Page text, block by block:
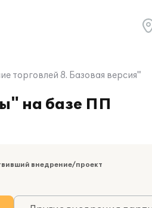
торговлей 8. Базовая версия"
на базе ПП
внедрение/проект